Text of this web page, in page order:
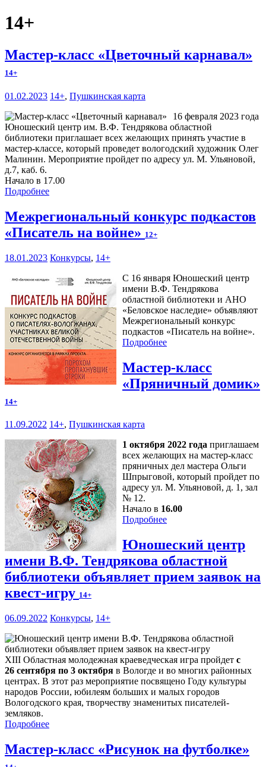
14+
Мастер-класс «Цветочный карнавал»
14+
01.02.2023 14+, Пушкинская карта
16 февраля 2023 года
Юношеский центр им. В.Ф. Тендрякова областной
библиотеки приглашает всех желающих принять участие в
мастер-классе, который проведет вологодский художник Олег
Малинин. Мероприятие пройдет по адресу ул. М. Ульяновой,
д.7, каб. 6.
Начало в 17.00
Подробнее
Межрегиональный конкурс подкастов
«Писатель на войне» 12+
18.01.2023 Конкурсы, 14+
С 16 января Юношеский центр
имени В.Ф. Тендрякова
областной библиотеки и АНО
«Беловское наследие» объявляют
Межрегиональный конкурс
подкастов «Писатель на войне».
Подробнее
Мастер-класс
«Пряничный домик»
14+
11.09.2022 14+, Пушкинская карта
1 октября 2022 года приглашаем
всех желающих на мастер-класс
пряничных дел мастера Ольги
Шпрыговой, который пройдет по
адресу ул. М. Ульяновой, д. 1, зал
№ 12.
Начало в 16.00
Подробнее
Юношеский центр
имени В.Ф. Тендрякова областной
библиотеки объявляет прием заявок на
квест-игру 14+
06.09.2022 Конкурсы, 14+
XIII Областная молодежная краеведческая игра пройдет с
26 сентября по 3 октября в Вологде и во многих районных
центрах. В этот раз мероприятие посвящено Году культуры
народов России, юбилеям больших и малых городов
Вологодского края, творчеству знаменитых писателей-
земляков.
Подробнее
Мастер-класс «Рисунок на футболке»